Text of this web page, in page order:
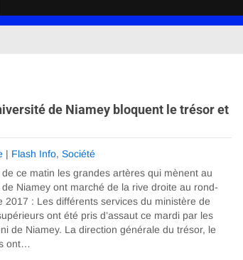
de Niamey bloquent le trésor et
| Flash Info, Société
ce matin les grandes artères qui mènent au
Niamey ont marché de la rive droite au rond-
: Les différents services du ministère de
ont été pris d’assaut ce mardi par les
de Niamey. La direction générale du trésor, le
ont…